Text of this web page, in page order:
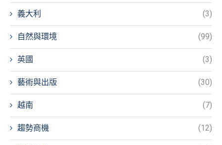
義大利 (3)
自然與環境 (99)
英國 (3)
藝術與出版 (30)
越南 (7)
趨勢商機 (12)